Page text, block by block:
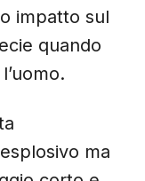
impatto sul
quando
ma